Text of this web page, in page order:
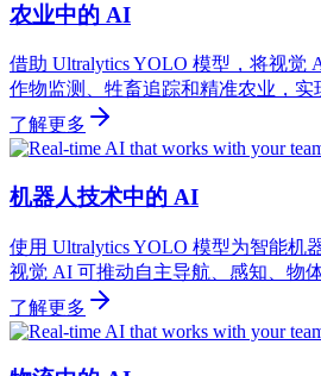
农业中的 AI
借助 Ultralytics YOLO 模型，将视觉
作物监测、牲畜追踪和精准农业，实
了解更多
机器人技术中的 AI
使用 Ultralytics YOLO 模型为智能机
视觉 AI 可推动自主导航、感知、物
了解更多